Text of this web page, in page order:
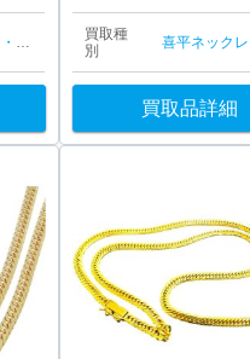
喜平ネックレス・ブレスレット
買取種
別
買取品詳細